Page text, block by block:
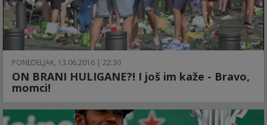
PONEDELJAK, 13.06.2016 | 22:30
ON BRANI HULIGANE?! I još im kaže - Bravo,
momci!